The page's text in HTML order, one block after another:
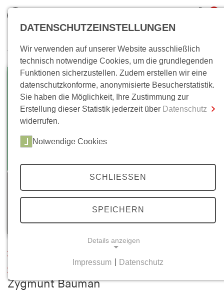
inkl. MwSt.
0,00 €
Zum Warenkorb Zur Kasse
Wo bin ich?
Zygmunt Bauman
DATENSCHUTZEINSTELLUNGEN
Wir verwenden auf unserer Website ausschließlich
technisch notwendige Cookies, um die grundlegenden
Funktionen sicherzustellen. Zudem erstellen wir eine
datenschutzkonforme, anonymisierte Besucherstatistik.
Sie haben die Möglichkeit, Ihre Zustimmung zur
Erstellung dieser Statistik jederzeit über Datenschutz
widerrufen.
Notwendige Cookies
SCHLIESSEN
SPEICHERN
Details anzeigen
Notwendige Cookies helfen dabei, eine Webseite
Impressum Datenschutz